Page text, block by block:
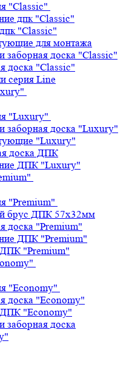
"Classic"
дпк "Classic"
"Classic"
для монтажа
заборная доска "Classic"
доска "Classic"
серия Line
"Luxury"
заборная доска "Luxury"
"Luxury"
доска ДПК
ДПК "Luxury"
"Premium"
брус ДПК 57х32мм
доска "Premium"
ДПК "Premium"
"Premium"
"Economy"
доска "Economy"
"Economy"
заборная доска